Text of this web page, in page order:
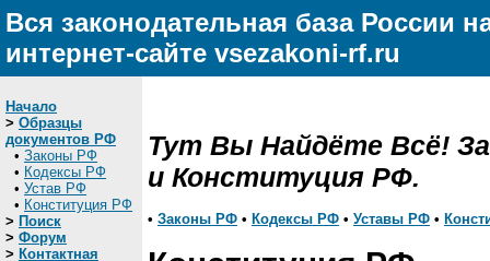
Вся законодательная база России
интернет-сайте vsezakoni-rf.ru
Начало
> Образцы
документов РФ
• Законы РФ
• Кодексы РФ
• Устав РФ
• Конституция РФ
> Поиск
> Форум
> Контактная
Тут Вы Найдёте Всё!
и Конституция РФ.
• Законы РФ • Кодексы РФ • Уставы РФ •